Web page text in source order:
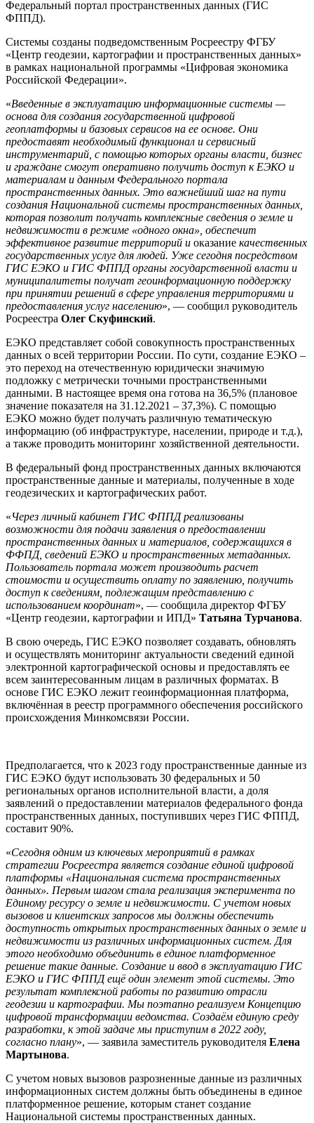
Федеральный портал пространственных данных (ГИС
ФППД).
Системы созданы подведомственным Росреестру ФГБУ
«Центр геодезии, картографии и пространственных данных»
в рамках национальной программы «Цифровая экономика
Российской Федерации».
«Введенные в эксплуатацию информационные системы —
основа для создания государственной цифровой
геоплатформы и базовых сервисов на ее основе. Они
предоставят необходимый функционал и сервисный
инструментарий, с помощью которых органы власти, бизнес
и граждане смогут оперативно получить доступ к ЕЭКО и
материалам и данным Федерального портала
пространственных данных. Это важнейший шаг на пути
создания Национальной системы пространственных данных,
которая позволит получать комплексные сведения о земле и
недвижимости в режиме «одного окна», обеспечит
эффективное развитие территорий и оказание качественных
государственных услуг для людей. Уже сегодня посредством
ГИС ЕЭКО и ГИС ФППД органы государственной власти и
муниципалитеты получат геоинформационную поддержку
при принятии решений в сфере управления территориями и
предоставления услуг населению», — сообщил руководитель
Росреестра Олег Скуфинский.
ЕЭКО представляет собой совокупность пространственных
данных о всей территории России. По сути, создание ЕЭКО –
это переход на отечественную юридически значимую
подложку с метрически точными пространственными
данными. В настоящее время она готова на 36,5% (плановое
значение показателя на 31.12.2021 – 37,3%). С помощью
ЕЭКО можно будет получать различную тематическую
информацию (об инфраструктуре, населении, природе и т.д.),
а также проводить мониторинг хозяйственной деятельности.
В федеральный фонд пространственных данных включаются
пространственные данные и материалы, полученные в ходе
геодезических и картографических работ.
«Через личный кабинет ГИС ФППД реализованы
возможности для подачи заявления о предоставлении
пространственных данных и материалов, содержащихся в
ФФПД, сведений ЕЭКО и пространственных метаданных.
Пользователь портала может производить расчет
стоимости и осуществить оплату по заявлению, получить
доступ к сведениям, подлежащим представлению с
использованием координат», — сообщила директор ФГБУ
«Центр геодезии, картографии и ИПД» Татьяна Турчанова.
В свою очередь, ГИС ЕЭКО позволяет создавать, обновлять
и осуществлять мониторинг актуальности сведений единой
электронной картографической основы и предоставлять ее
всем заинтересованным лицам в различных форматах. В
основе ГИС ЕЭКО лежит геоинформационная платформа,
включённая в реестр программного обеспечения российского
происхождения Минкомсвязи России.
Предполагается, что к 2023 году пространственные данные из
ГИС ЕЭКО будут использовать 30 федеральных и 50
региональных органов исполнительной власти, а доля
заявлений о предоставлении материалов федерального фонда
пространственных данных, поступивших через ГИС ФППД,
составит 90%.
«Сегодня одним из ключевых мероприятий в рамках
стратегии Росреестра является создание единой цифровой
платформы «Национальная система пространственных
данных». Первым шагом стала реализация эксперимента по
Единому ресурсу о земле и недвижимости. С учетом новых
вызовов и клиентских запросов мы должны обеспечить
доступность открытых пространственных данных о земле и
недвижимости из различных информационных систем. Для
этого необходимо объединить в единое платформенное
решение такие данные. Создание и ввод в эксплуатацию ГИС
ЕЭКО и ГИС ФППД ещё один элемент этой системы. Это
результат комплексной работы по развитию отрасли
геодезии и картографии. Мы поэтапно реализуем Концепцию
цифровой трансформации ведомства. Создаём единую среду
разработки, к этой задаче мы приступим в 2022 году,
согласно плану», — заявила заместитель руководителя Елена
Мартынова.
С учетом новых вызовов разрозненные данные из различных
информационных систем должны быть объединены в единое
платформенное решение, которым станет создание
Национальной системы пространственных данных.